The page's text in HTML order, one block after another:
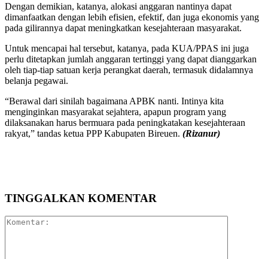
Dengan demikian, katanya, alokasi anggaran nantinya dapat
dimanfaatkan dengan lebih efisien, efektif, dan juga ekonomis yang
pada gilirannya dapat meningkatkan kesejahteraan masyarakat.
Untuk mencapai hal tersebut, katanya, pada KUA/PPAS ini juga
perlu ditetapkan jumlah anggaran tertinggi yang dapat dianggarkan
oleh tiap-tiap satuan kerja perangkat daerah, termasuk didalamnya
belanja pegawai.
“Berawal dari sinilah bagaimana APBK nanti. Intinya kita
menginginkan masyarakat sejahtera, apapun program yang
dilaksanakan harus bermuara pada peningkatakan kesejahteraan
rakyat,” tandas ketua PPP Kabupaten Bireuen. (Rizanur)
TINGGALKAN KOMENTAR